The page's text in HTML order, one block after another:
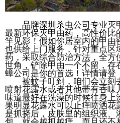
品牌深圳杀虫公司专业灭
最新环保灭甲由药，高性价比
竿见影！假如你居室内的甲由
也供给上门服务，针对重点区
药，采取综合防治方法，全方
世角，铲除甲由一个不留，存
蟑公司是你的首选！详情请登
被蚊子叮到，咱们会立刻
喷射花露水或者其他带有香味
味道最好在洗澡的时候往身上
果明显花露水可以止痒喷洒花
是抓挠后，皮肤里的组织液、